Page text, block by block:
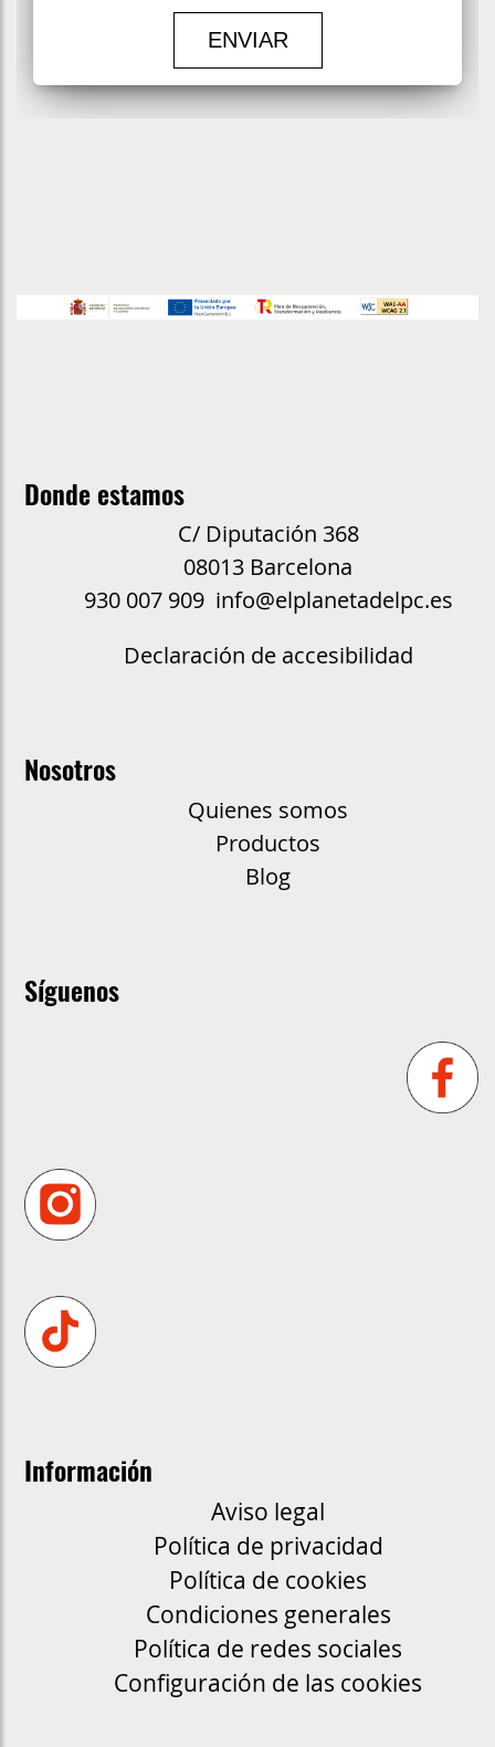
ENVIAR
Donde estamos
C/ Diputación 368
08013 Barcelona
930 007 909 info@elplanetadelpc.es
Declaración de accesibilidad
Nosotros
Quienes somos
Productos
Blog
Síguenos
Información
Aviso legal
Política de privacidad
Política de cookies
Condiciones generales
Política de redes sociales
Configuración de las cookies